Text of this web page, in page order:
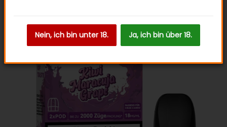
Nein, ich bin unter 18. Ja, ich bin über 18.